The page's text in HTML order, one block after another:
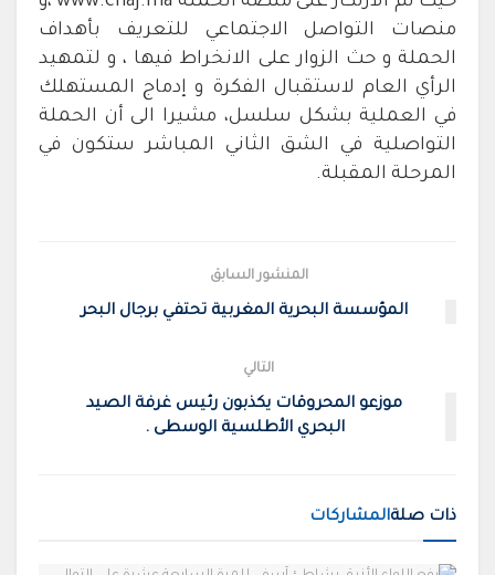
منصات التواصل الاجتماعي للتعريف بأهداف
الحملة و حث الزوار على الانخراط فيها ، و لتمهيد
الرأي العام لاستقبال الفكرة و إدماج المستهلك
في العملية بشكل سلسل، مشيرا الى أن الحملة
التواصلية في الشق الثاني المباشر ستكون في
المرحلة المقبلة.
المنشور السابق
المؤسسة البحرية المغربية تحتفي برجال البحر
التالي
موزعو المحروقات يكذبون رئيس غرفة الصيد
البحري الأطلسية الوسطى .
ذات صلةالمشاركات